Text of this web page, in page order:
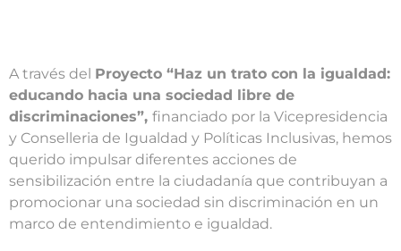
A través del Proyecto “Haz un trato con la igualdad:
educando hacia una sociedad libre de
discriminaciones”, financiado por la Vicepresidencia
y Conselleria de Igualdad y Políticas Inclusivas, hemos
querido impulsar diferentes acciones de
sensibilización entre la ciudadanía que contribuyan a
promocionar una sociedad sin discriminación en un
marco de entendimiento e igualdad.